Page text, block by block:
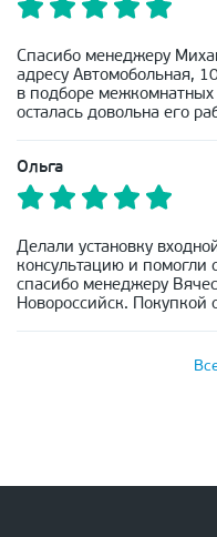
Спасибо менеджеру
адресу Автомобольная,
в подборе
осталась довольна его
Ольга
Делали установку
консультацию и помогли
спасибо менеджеру
Новороссийск. Покупкой